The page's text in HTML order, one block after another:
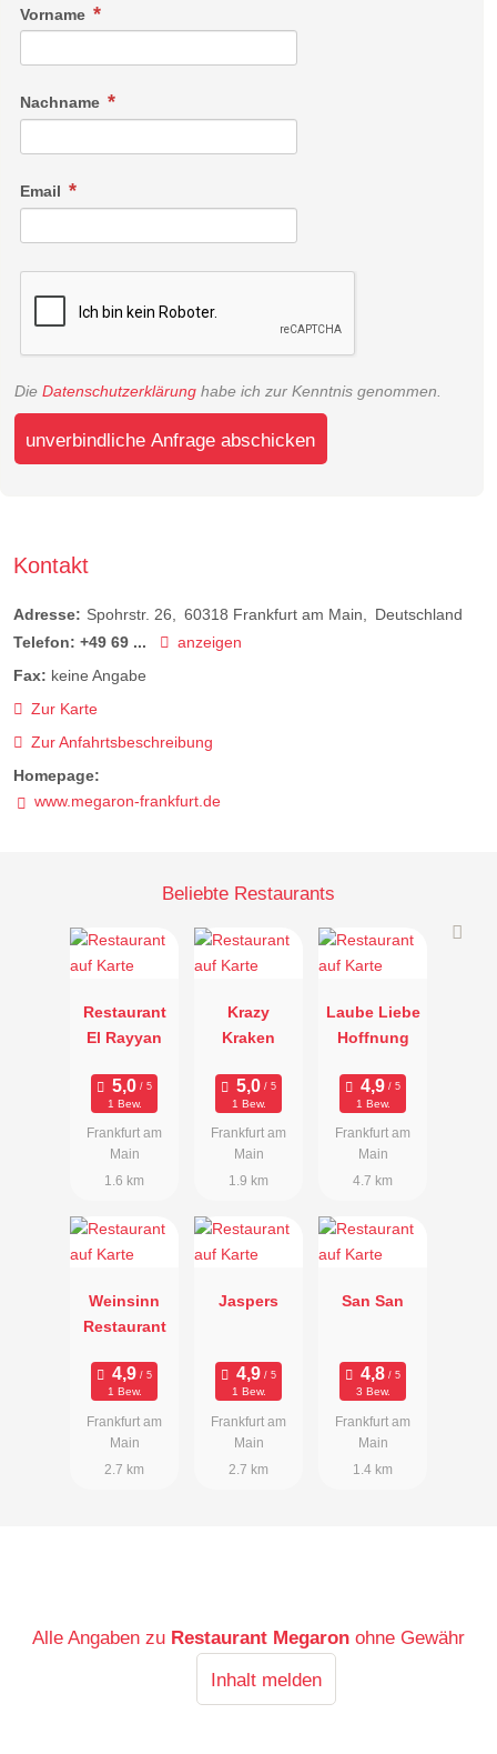
Vorname
Nachname
Email
Die Datenschutzerklärung habe ich zur Kenntnis genommen.
unverbindliche Anfrage abschicken
Kontakt
Adresse: Spohrstr. 26 60318 Frankfurt am Main
Deutschland
Telefon: +49 69 ...
anzeigen
Fax: keine Angabe
Zur Karte
Zur Anfahrtsbeschreibung
Homepage:
www.megaron-frankfurt.de
Beliebte Restaurants
Restaurant
El Rayyan
1 Bew.
Frankfurt am
Main
1.6 km
Krazy
Kraken
1 Bew.
Frankfurt am
Main
1.9 km
Laube Liebe
Hoffnung
1 Bew.
Frankfurt am
Main
4.7 km
Weinsinn
Restaurant
1 Bew.
Frankfurt am
Main
2.7 km
Jaspers
1 Bew.
Frankfurt am
Main
2.7 km
San San
3 Bew.
Frankfurt am
Main
1.4 km
Alle Angaben zu Restaurant Megaron ohne Gewähr
Inhalt melden